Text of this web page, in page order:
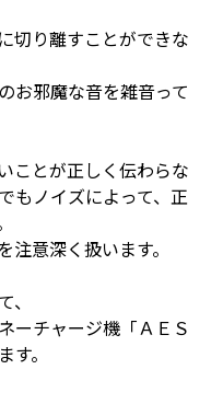
切り離すことができな
お邪魔な音を雑音って
ことが正しく伝わらな
もノイズによって、正
意深く扱います。
ーチャージ機「ＡＥＳ
。